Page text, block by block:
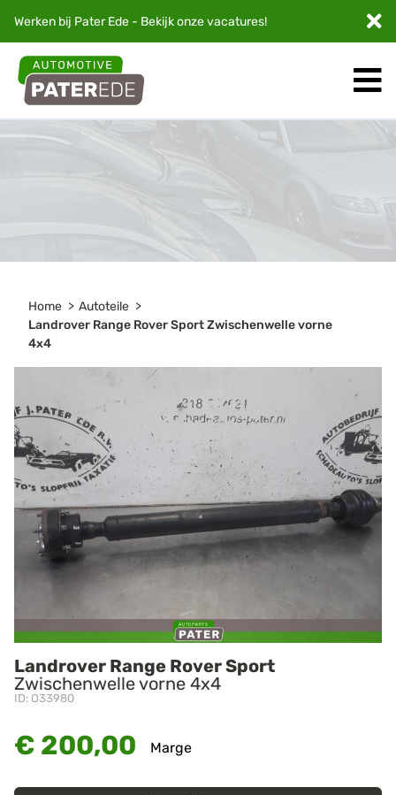
Werken bij Pater Ede - Bekijk onzevacatures!
Home
Autoteile
Landrover Range Rover Sport Zwischenwelle vorne
4x4
Landrover Range Rover Sport
Zwischenwelle vorne 4x4
ID: O33980
€ 200,00 Marge